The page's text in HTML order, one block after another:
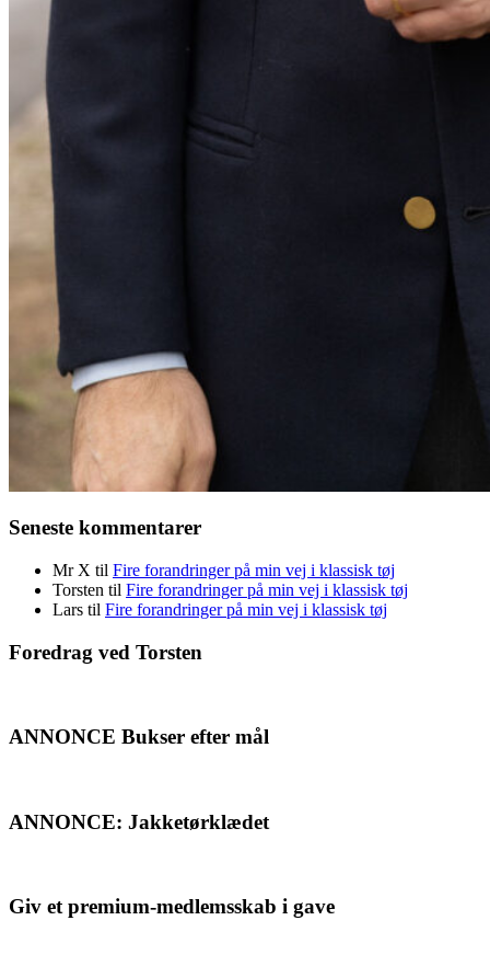
Seneste kommentarer
Mr X til Fire forandringer på min vej i klassisk tøj
Torsten til Fire forandringer på min vej i klassisk tøj
Lars til Fire forandringer på min vej i klassisk tøj
Foredrag ved Torsten
ANNONCE Bukser efter mål
ANNONCE: Jakketørklædet
Giv et premium-medlemsskab i gave